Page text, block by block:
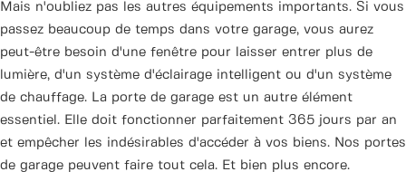
Mais n'oubliez pas les autres équipements importants. Si vous
passez beaucoup de temps dans votre garage, vous aurez
peut-être besoin d'une fenêtre pour laisser entrer plus de
lumière, d'un système d'éclairage intelligent ou d'un système
de chauffage. La porte de garage est un autre élément
essentiel. Elle doit fonctionner parfaitement 365 jours par an
et empêcher les indésirables d'accéder à vos biens. Nos portes
de garage peuvent faire tout cela. Et bien plus encore.